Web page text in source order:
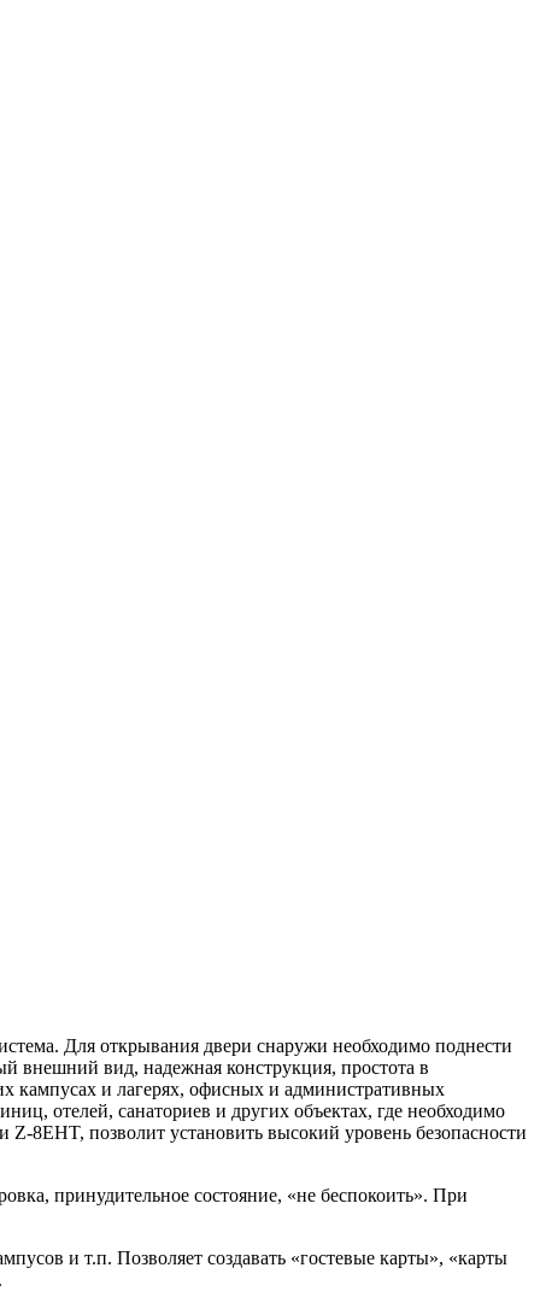
Для открывания двери снаружи необходимо поднести
внешний вид, надежная конструкция, простота в
кампусах и лагерях, офисных и административных
отелей, санаториев и других объектах, где необходимо
8EHT, позволит установить высокий уровень безопасности
принудительное состояние, «не беспокоить». При
и т.п. Позволяет создавать «гостевые карты», «карты